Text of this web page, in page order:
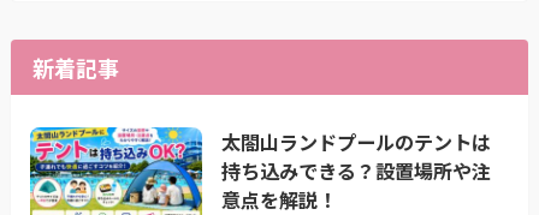
新着記事
太閤山ランドプールのテントは
持ち込みできる？設置場所や注
意点を解説！